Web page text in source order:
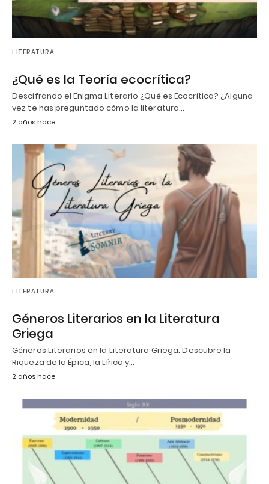
LITERATURA
¿Qué es la Teoría ecocrítica?
Descifrando el Enigma Literario ¿Qué es Ecocrítica? ¿Alguna
vez te has preguntado cómo la literatura…
2 años hace
LITERATURA
Géneros Literarios en la Literatura
Griega
Géneros Literarios en la Literatura Griega: Descubre la
Riqueza de la Épica, la Lírica y…
2 años hace